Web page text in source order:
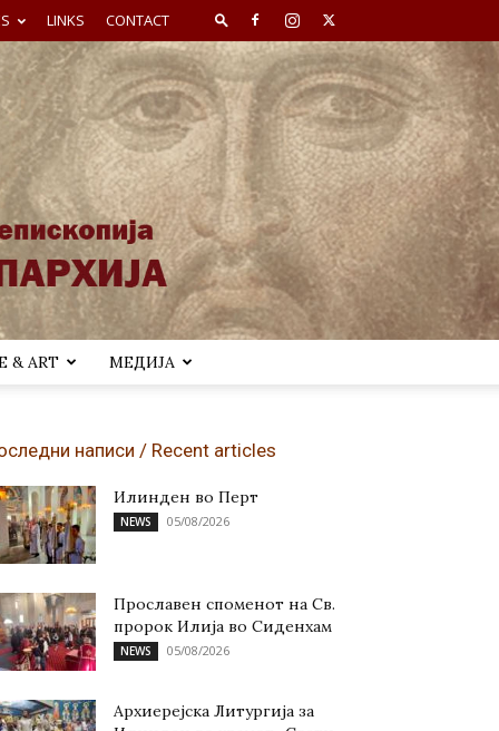
LINKS CONTACT
& ART МЕДИЈА
написи / Recent articles
Илинден во Перт
NEWS 05/08/2026
Прославен споменот на Св.
пророк Илија во Сиденхам
NEWS 05/08/2026
Архиерејска Литургија за